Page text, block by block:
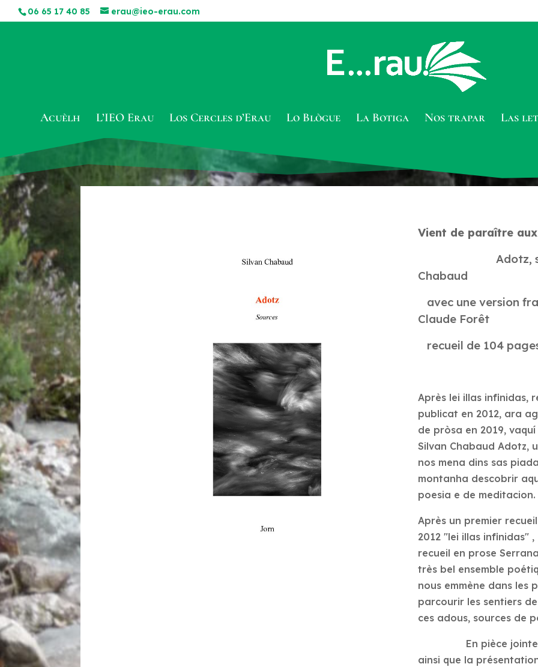
06 65 17 40 85 erau@ieo-erau.com
Acuèlh L’IEO Erau Los Cercles d’Erau Lo Blògue La Botiga Nos trapar Las
Vient de paraître
Adotz,
Chabaud
avec une version
Claude Forêt
recueil de 104
Après lei illas infinidas,
publicat en 2012, ara
de pròsa en 2019,
Silvan Chabaud Adotz,
nos mena dins sas
montanha descobrir
poesia e de meditacion.
Après un premier
2012 "lei illas infinidas"
recueil en prose
très bel ensemble
nous emmène dans les
parcourir les sentiers
ces adous, sources de
En pièce jointe le
ainsi que la